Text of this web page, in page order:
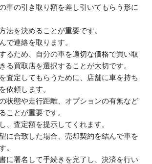
車の引き取り額を差し引いてもらう形に
法を決めることが重要です。
で連絡を取ります。
るため、自分の車を適切な価格で買い取
る買取店を選択することが大切です。
査定してもらうために、店舗に車を持ち
依頼します。
状態や走行距離、オプションの有無など
ことが重要です。
、査定額を提示してくれます。
に合致した場合、売却契約を結んで車を
。
に署名して手続きを完了し、決済を行い